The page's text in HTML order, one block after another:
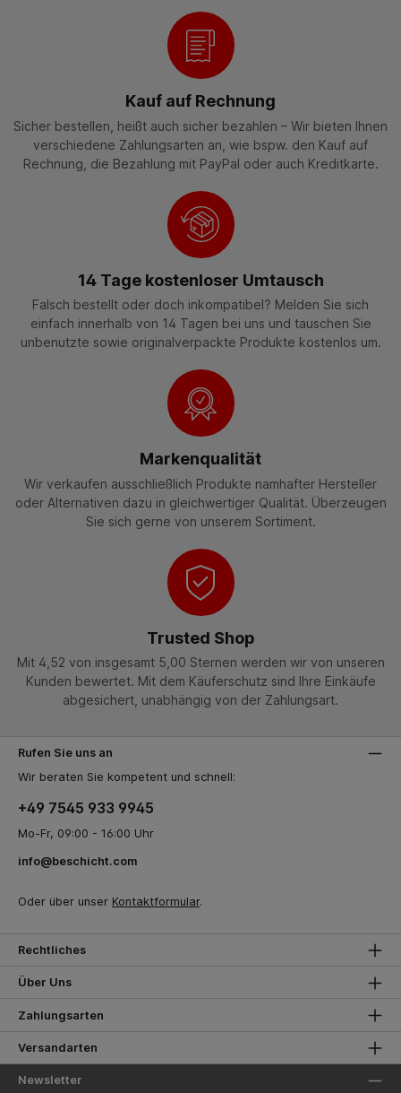
Kauf auf Rechnung
Sicher bestellen, heißt auch sicher bezahlen – Wir bieten Ihnen
verschiedene Zahlungsarten an, wie bspw. den Kauf auf
Rechnung, die Bezahlung mit PayPal oder auch Kreditkarte.
14 Tage kostenloser Umtausch
Falsch bestellt oder doch inkompatibel? Melden Sie sich
einfach innerhalb von 14 Tagen bei uns und tauschen Sie
unbenutzte sowie originalverpackte Produkte kostenlos um.
Markenqualität
Wir verkaufen ausschließlich Produkte namhafter Hersteller
oder Alternativen dazu in gleichwertiger Qualität. Überzeugen
Sie sich gerne von unserem Sortiment.
Trusted Shop
Mit 4,52 von insgesamt 5,00 Sternen werden wir von unseren
Kunden bewertet. Mit dem Käuferschutz sind Ihre Einkäufe
abgesichert, unabhängig von der Zahlungsart.
Rufen Sie uns an
Wir beraten Sie kompetent und schnell:
+49 7545 933 9945
Mo-Fr, 09:00 - 16:00 Uhr
info@beschicht.com
Oder über unser Kontaktformular.
Rechtliches
Über Uns
Zahlungsarten
Versandarten
Newsletter